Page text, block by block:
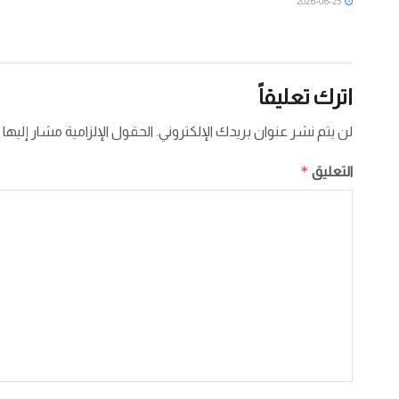
اترك تعليقاً
لن يتم نشر عنوان بريدك الإلكتروني. الحقول الإلزامية مشار إليها
التعليق *